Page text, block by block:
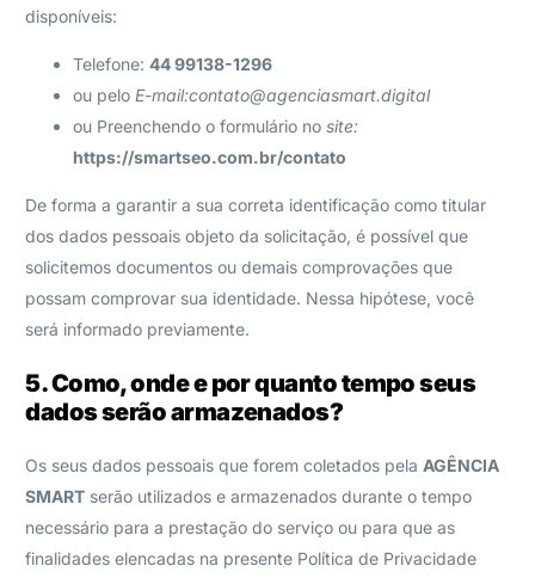
disponíveis:
Telefone:44 99138-1296
ou pelo E-mail:contato@agenciasmart.digital
ou Preenchendo o formulário nosite:
https://smartseo.com.br/contato
De forma a garantir a sua correta identificação como titular
dos dados pessoais objeto da solicitação, é possível que
solicitemos documentos ou demais comprovações que
possam comprovar sua identidade. Nessa hipótese, você
será informado previamente.
5. Como, onde e por quanto tempo seus
dados serão armazenados?
Os seus dados pessoais que forem coletados pela AGÊNCIA
SMART serão utilizados e armazenados durante o tempo
necessário para a prestação do serviço ou para que as
finalidades elencadas na presente Política de Privacidade